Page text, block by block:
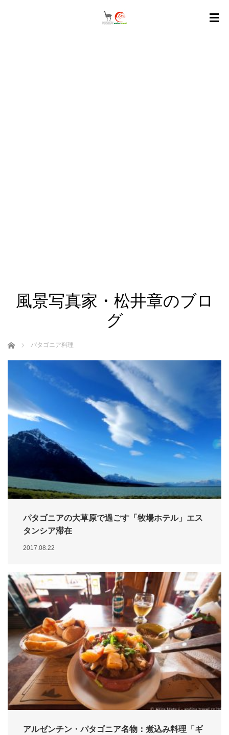
風景写真家・松井章のブロ
グ
ホーム パタゴニア料理
パタゴニアの大草原で過ごす「牧場ホテル」エス
タンシア滞在
2017.08.22
アルゼンチン・パタゴニア名物：煮込み料理「ギ